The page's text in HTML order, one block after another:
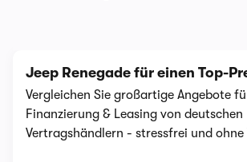
Jeep Renegade für einen Top-
Vergleichen Sie großartige Angebote
Finanzierung & Leasing von deutschen
Vertragshändlern - stressfrei und ohne